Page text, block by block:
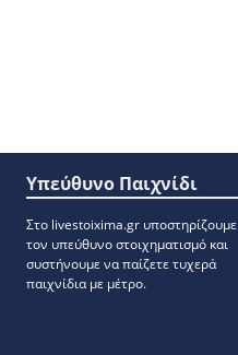
Υπεύθυνο Παιχνίδι
Στο livestoixima.gr υποστηρίζουμε
τον υπεύθυνο στοιχηματισμό και
συστήνουμε να παίζετε τυχερά
παιχνίδια με μέτρο.